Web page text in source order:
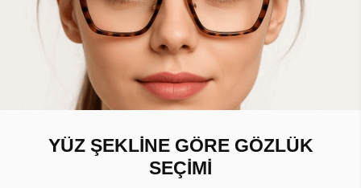
YÜZ ŞEKLİNE GÖRE GÖZLÜK
SEÇİMİ